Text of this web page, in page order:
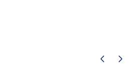
Pagina precedente
Pagina successiva